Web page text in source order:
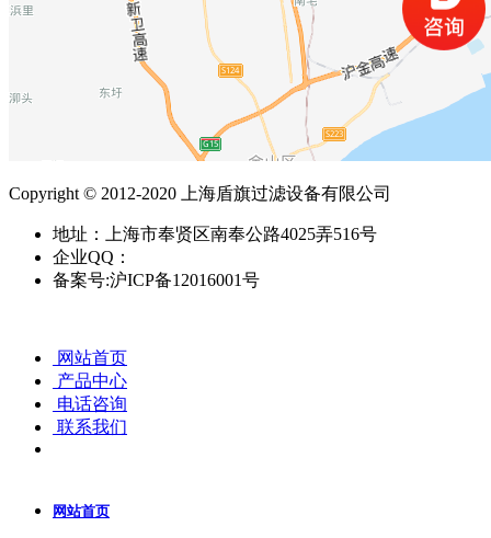
Copyright © 2012-2020 上海盾旗过滤设备有限公司
地址：上海市奉贤区南奉公路4025弄516号
企业QQ：
备案号:沪ICP备12016001号
网站首页
产品中心
电话咨询
联系我们
网站首页